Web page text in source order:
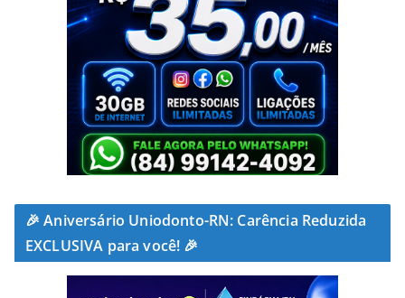
🎉 Aniversário Uniodonto-RN: Carência Reduzida
EXCLUSIVA para você! 🎉